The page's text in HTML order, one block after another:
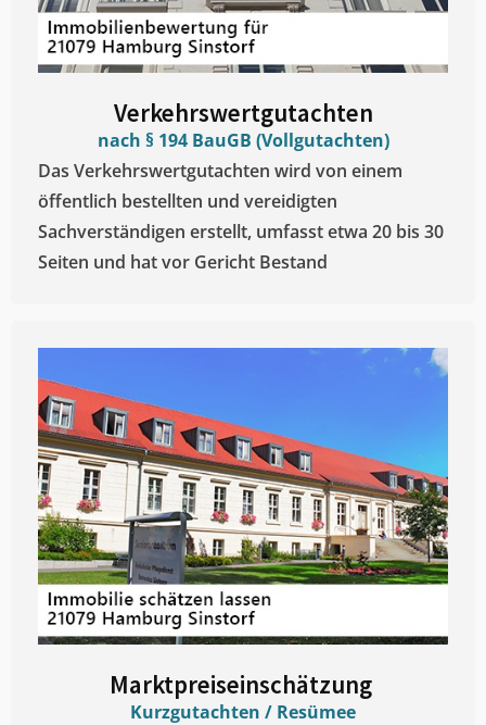
Verkehrswertgutachten
nach § 194 BauGB (Vollgutachten)
Das Verkehrswertgutachten wird von einem
öffentlich bestellten und vereidigten
Sachverständigen erstellt, umfasst etwa 20 bis 30
Seiten und hat vor Gericht Bestand
Marktpreiseinschätzung ​
Kurzgutachten / Resümee